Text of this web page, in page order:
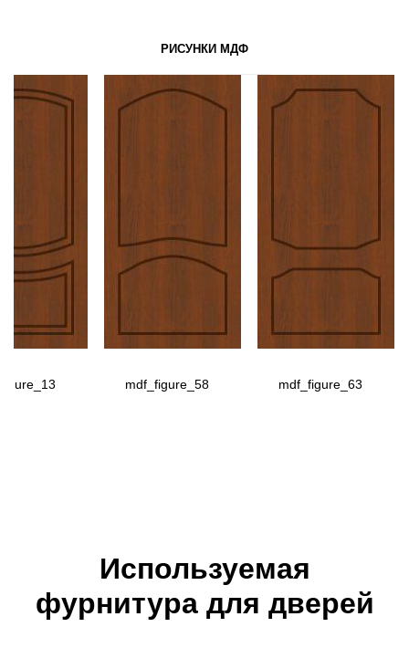
РИСУНКИ МДФ
mdf_figure_58 mdf_figure_63
Используемая
фурнитура для дверей